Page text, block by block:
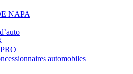
NAPA
automobiles